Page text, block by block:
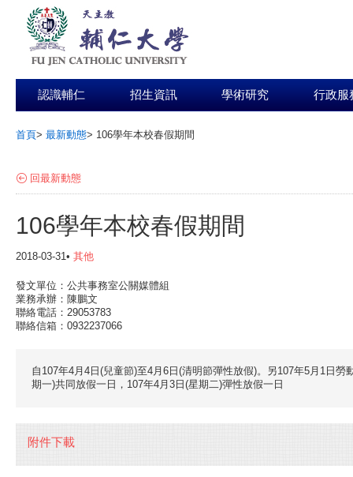
認識輔仁 招生資訊 學術研究 行政服
首頁> 最新動態> 106學年本校春假期間
回最新動態
106學年本校春假期間
2018-03-31• 其他
發文單位：公共事務室公關媒體組
業務承辦：陳鵬文
聯絡電話：29053783
聯絡信箱：0932237066
自107年4月4日(兒童節)至4月6日(清明節彈性放假)。另107年5月1日勞
期一)共同放假一日，107年4月3日(星期二)彈性放假一日
附件下載